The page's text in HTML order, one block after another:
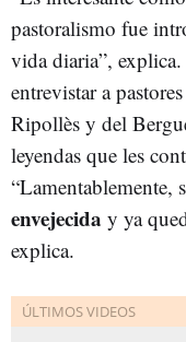
pastoralismo fue
vida diaria”,
entrevistar a
Ripollès y del
leyendas que les
“Lamentablemente,
envejecida y ya
explica.